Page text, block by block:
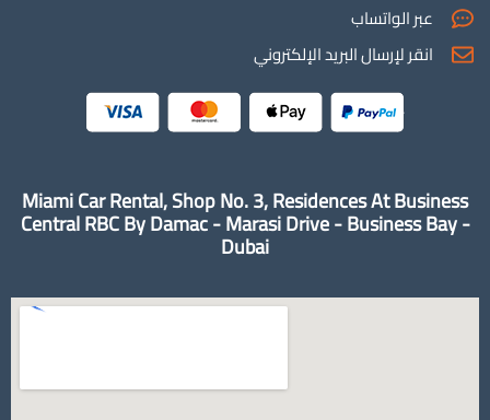
عبر الواتساب
انقر لإرسال البريد الإلكتروني
Miami Car Rental, Shop No. 3, Residences At Business
Central RBC By Damac - Marasi Drive - Business Bay -
Dubai